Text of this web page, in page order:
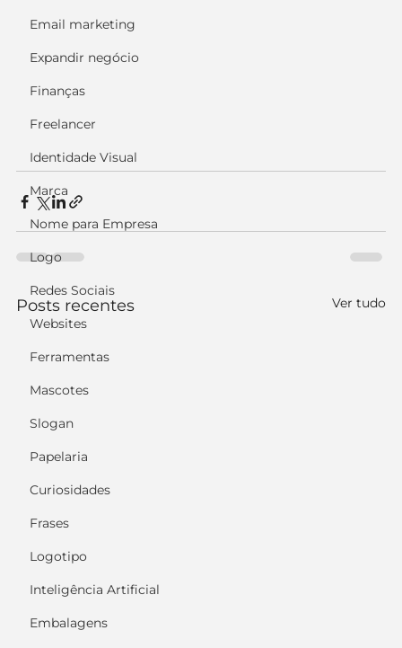
Email marketing
Expandir negócio
Finanças
Freelancer
Identidade Visual
Marca
Nome para Empresa
Logo
Redes Sociais
Websites
Ferramentas
Mascotes
Slogan
Papelaria
Curiosidades
Frases
Logotipo
Inteligência Artificial
Embalagens
Posts recentes Ver tudo